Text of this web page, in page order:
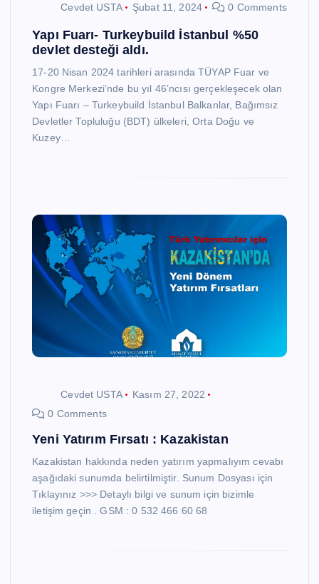
Cevdet USTA Şubat 11, 2024 0 Comments
Yapı Fuarı- Turkeybuild İstanbul %50
devlet desteği aldı.
17-20 Nisan 2024 tarihleri arasında TÜYAP Fuar ve
Kongre Merkezi’nde bu yıl 46’ncısı gerçekleşecek olan
Yapı Fuarı – Turkeybuild İstanbul Balkanlar, Bağımsız
Devletler Topluluğu (BDT) ülkeleri, Orta Doğu ve
Kuzey…
Cevdet USTA
Kasım 27, 2022
0 Comments
Yeni Yatırım Fırsatı : Kazakistan
Kazakistan hakkında neden yatırım yapmalıyım cevabı
aşağıdaki sunumda belirtilmiştir. Sunum Dosyası için
Tıklayınız >>> Detaylı bilgi ve sunum için bizimle
iletişim geçin . GSM : 0 532 466 60 68